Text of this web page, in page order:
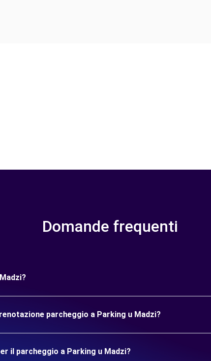
Domande frequenti
parcheggio a Parking u Madzi?
il parcheggio a Parking u Madzi?